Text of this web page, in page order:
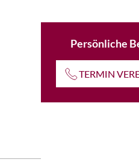
Persönliche
TERMIN